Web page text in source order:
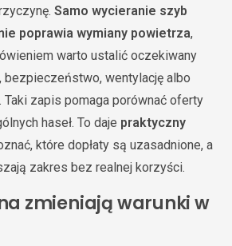
Samo wycieranie szyb
poprawia wymiany powietrza,
warto ustalić oczekiwany
bezpieczeństwo, wentylację albo
Taki zapis pomaga porównać oferty
haseł. To daje praktyczny
które dopłaty są uzasadnione, a
zakres bez realnej korzyści.
zmieniają warunki w